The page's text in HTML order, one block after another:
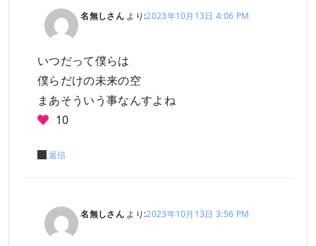
名無しさん より:2023年10月13日 4:06 PM
いつだって僕らは
僕らだけの未来の空
まあそういう事なんすよね
10
返信
名無しさん より:2023年10月13日 3:56 PM